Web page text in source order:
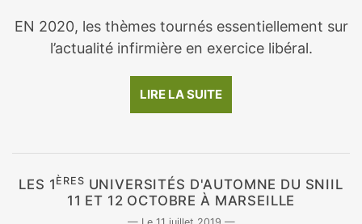
EN 2020, les thèmes tournés essentiellement sur
l’actualité infirmière en exercice libéral.
LIRE LA SUITE
LES 1 ÈRES UNIVERSITÉS D'AUTOMNE DU SNIIL
11 ET 12 OCTOBRE À MARSEILLE